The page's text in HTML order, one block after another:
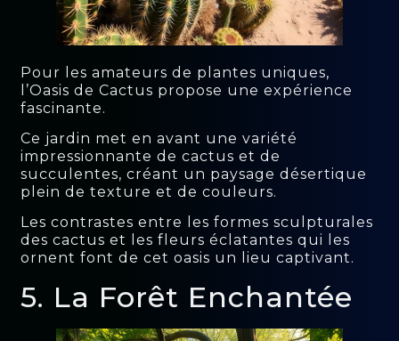
Pour les amateurs de plantes uniques,
l’Oasis de Cactus propose une expérience
fascinante.
Ce jardin met en avant une variété
impressionnante de cactus et de
succulentes, créant un paysage désertique
plein de texture et de couleurs.
Les contrastes entre les formes sculpturales
des cactus et les fleurs éclatantes qui les
ornent font de cet oasis un lieu captivant.
5. La Forêt Enchantée